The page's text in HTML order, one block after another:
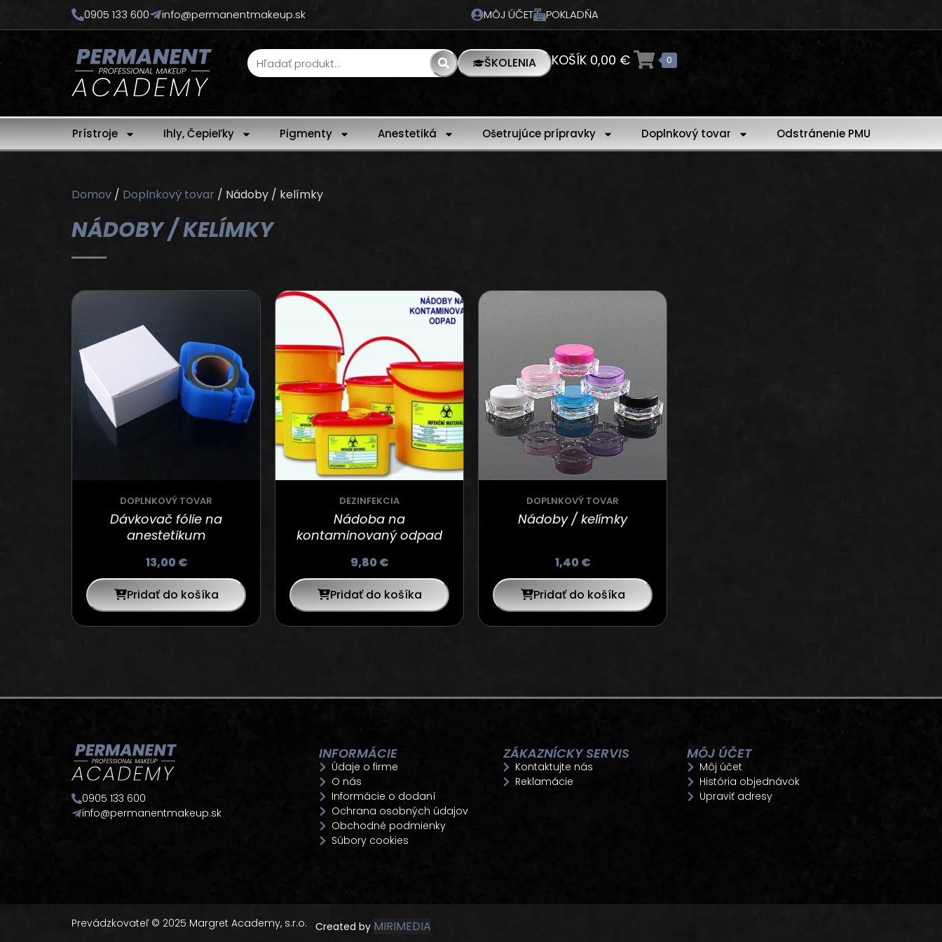
0905 133 600 info@permanentmakeup.sk MÔJ ÚČET POKLADŇA
ŠKOLENIA KOŠÍK 0,00 € 0
Prístroje Ihly, Čepieľky Pigmenty Anestetiká Ošetrujúce prípravky Doplnkový tovar Odstránenie PMU
Domov / Doplnkový tovar / Nádoby / kelímky
NÁDOBY / KELÍMKY
DOPLNKOVÝ TOVAR
Dávkovač fólie na
anestetikum
13,00€
Pridať do košíka
DEZINFEKCIA
Nádoba na
kontaminovaný odpad
9,80€
Pridať do košíka
DOPLNKOVÝ TOVAR
Nádoby / kelímky
1,40€
Pridať do košíka
0905 133 600
info@permanentmakeup.sk
INFORMÁCIE
Údaje o firme
O nás
Informácie o dodaní
Ochrana osobných údajov
Obchodné podmienky
Súbory cookies
ZÁKAZNÍCKY SERVIS
Kontaktujte nás
Reklamácie
MÔJ ÚČET
Môj účet
História objednávok
Upraviť adresy
Prevádzkovateľ © 2025 Margret Academy, s.r.o. Created by MIRIMEDIA